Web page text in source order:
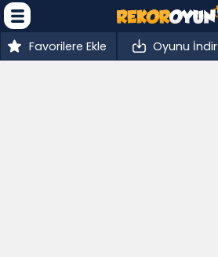
Favorilere Ekle Oyunu İndir